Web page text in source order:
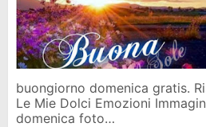
buongiorno domenica gratis.
Le Mie Dolci Emozioni
domenica foto…